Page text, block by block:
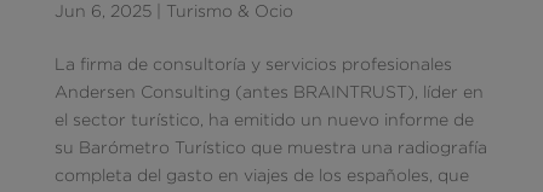
Jun 6, 2025| Turismo & Ocio
La firma de consultoría y servicios profesionales
Andersen Consulting (antes BRAINTRUST), líder en
el sector turístico, ha emitido un nuevo informe de
su Barómetro Turístico que muestra una radiografía
completa del gasto en viajes de los españoles, que